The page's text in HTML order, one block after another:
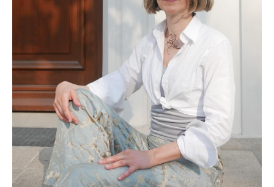
Portrait
Über mich
Vita
Kontakt